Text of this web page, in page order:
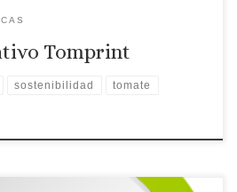
Tomprint
sostenibilidad tomate